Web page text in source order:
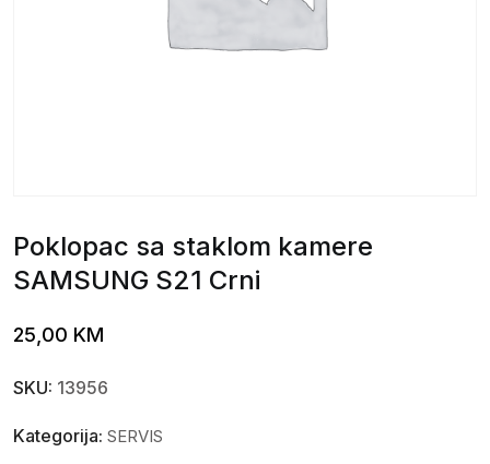
Poklopac sa staklom kamere
SAMSUNG S21 Crni
25,00 KM
SKU: 13956
Kategorija: SERVIS